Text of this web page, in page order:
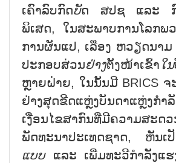
ເຄົາລົບກົດບັດ ສປຊ ແລະ ກົ
ພິເສດ, ໃນສະພາບການໂລກພ
ການຜັນແປ, ເລື່ອງ ຫວຽດນາມ
ປະກອບສ່ວນຢ່າງຕັ້ງໜ້າເຂົ້າ ໃນ
ຫຼາຍຝ່າຍ, ໃນນັ້ນມີ BRICS ຈ
ຢ່າງສຸດຂີດແຫຼ່ງບັນດາແຫຼ່
ເງື່ອນໄຂສາກົນທີ່ມີຄວາມສະດ
ພັດທະນາປະເທດຊາດ, ຫັນເ
ແບບແລະ ເພີ່ມທະວີກຳລັງແຮ